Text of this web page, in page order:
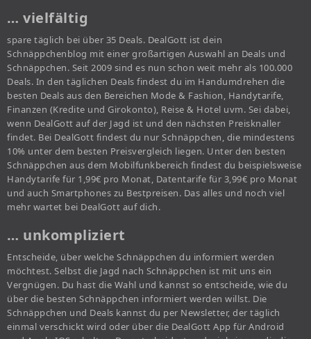
… vielfältig
spare täglich bei über 35 Deals. DealGott ist dein
Schnäppchenblog mit einer großartigen Auswahl an Deals und
Schnäppchen. Seit 2009 sind es nun schon weit mehr als 100.000
Deals. In den täglichen Deals findest du im Handumdrehen die
besten Deals aus den Bereichen Mode & Fashion, Handytarife,
Finanzen (Kredite und Girokonto), Reise & Hotel uvm. Sei dabei,
wenn DealGott auf der Jagd ist und den nächsten Preisknaller
findet. Bei DealGott findest du nur Schnäppchen, die mindestens
10% unter dem besten Preisvergleich liegen. Unter den besten
Schnäppchen aus dem Mobilfunkbereich findest du beispielsweise
Handytarife für 1,99€ pro Monat, Datentarife für 3,99€ pro Monat
und auch Smartphones zu Bestpreisen. Das alles und noch viel
mehr wartet bei DealGott auf dich.
… unkompliziert
Entscheide, über welche Schnäppchen du informiert werden
möchtest. Selbst die Jagd nach Schnäppchen ist mit uns ein
Vergnügen. Du hast die Wahl und kannst so entscheide, wie du
über die besten Schnäppchen informiert werden willst. Die
Schnäppchen und Deals kannst du per Newsletter, der täglich
einmal verschickt wird oder über die DealGott App für Android